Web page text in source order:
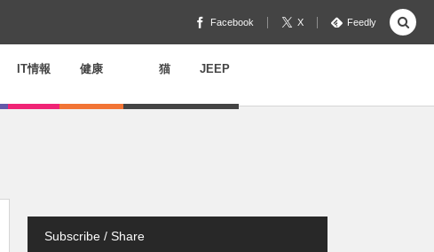
Facebook X Feedly
IT情報 健康 猫 JEEP
Subscribe / Share